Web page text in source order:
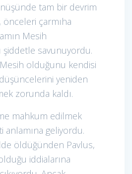
tam bir devrim
önceleri çarmıha
Mesih
şiddetle savunuyordu.
Mesih olduğunu kendisi
yeniden
zorunda kaldı.
mahkum edilmek
anlamına geliyordu.
öldüğünden Pavlus,
iddialarına